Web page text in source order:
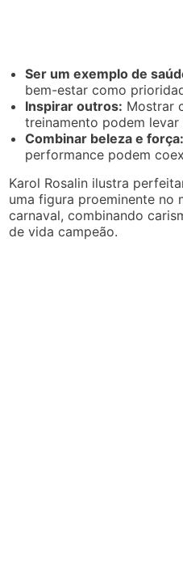
Ser um exemplo de
bem-estar como
Inspirar outros: Mostrar
treinamento podem
Combinar beleza e força:
performance podem
Karol Rosalin ilustra
uma figura proeminente no
carnaval, combinando
de vida campeão.